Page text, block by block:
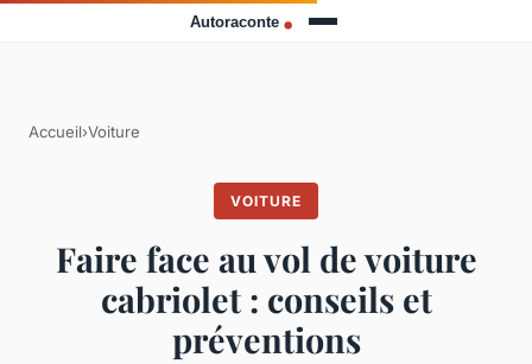
Accueil›Voiture
VOITURE
Faire face au vol de voiture
cabriolet : conseils et
préventions